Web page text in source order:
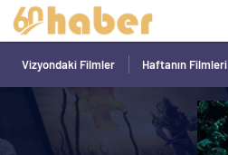
Vizyondaki Filmler Haftanın Filmleri